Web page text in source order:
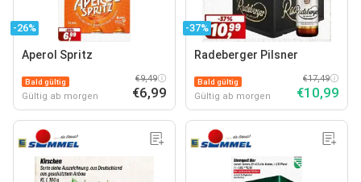
-26%
Aperol Spritz
Bald gültig
Gültig ab morgen
€9,49
€6,99
-37%
Radeberger Pilsner
Bald gültig
Gültig ab morgen
€17,49
€10,99